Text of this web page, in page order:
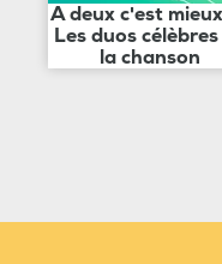
A deux c'est
Les duos célèbres
la chanson